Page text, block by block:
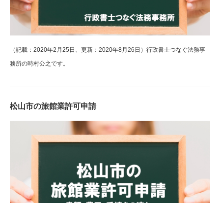
（記載：2020年2月25日、更新：2020年8月26日）行政書士つなぐ法務事
務所の時村公之です。
松山市の旅館業許可申請